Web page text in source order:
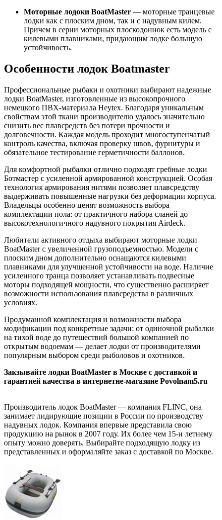
Производитель лодок BoatMaster — компания FLINC, она
занимает лидирующие позиции в России по производству
надувных лодок. Компания впервые представила свою
продукцию на рынок в 2007 году. Их более чем 15-и летнему
опыту можно доверять. Выбирайте подходящую лодку из
представленных и оформаляйте заказ с доставкой по Москве.
Моторные лодоки BoatMaster — моторные транцевые
лодки как с плоским дном, так и с надувным килем.
Причем в серии моторных плоскодоннок есть модель с
килевыми плавниками, придающим лодке большую
устойчивость.
Особенности лодок Boatmaster
Профессиональные рыбаки и охотники выбирают надежные
лодки BoatMaster, изготовленные из высокопрочного
немецкого ПВХ-материала Heytex. Благодаря уникальным
свойствам этой ткани производителю удалось значительно
снизить вес плавсредств без потери прочности и
долговечности. Каждая модель проходит многоступенчатый
контроль качества, включая проверку швов, фурнитуры и
обязательное тестирование герметичности баллонов.
Для комфортной рыбалки отлично подходят гребные лодки
Ботмастер с усиленной армированной конструкцией. Особая
технология армирования нитями позволяет плавсредству
выдерживать повышенные нагрузки без деформации корпуса.
Владельцы особенно ценят возможность выбора
комплектации пола: от практичного набора сланей до
высокотехнологичного надувного покрытия Airdeck.
Любители активного отдыха выбирают моторные лодки
BoatMaster с увеличенной грузоподъемностью. Модели с
плоским дном дополнительно оснащаются килевыми
плавниками для улучшенной устойчивости на воде. Наличие
усиленного транца позволяет устанавливать подвесные
моторы подходящей мощности, что существенно расширяет
возможности использования плавсредства в различных
условиях.
Продуманной комплектация и возможности выбора
модификации под конкретные задачи: от одиночной рыбалки
на тихой воде до путешествий большой компанией по
открытым водоемам — делает лодки от производителями
популярным выбором среди рыболовов и охотников.
Закзывайте лодки BoatMaster в Москве с доставкой и
гарантией качества в интернетне-магазине Povolnam5.ru